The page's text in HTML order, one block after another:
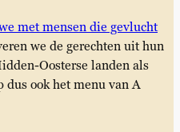
met mensen die gevlucht
we de gerechten uit hun
Oosterse landen als
ook het menu van A